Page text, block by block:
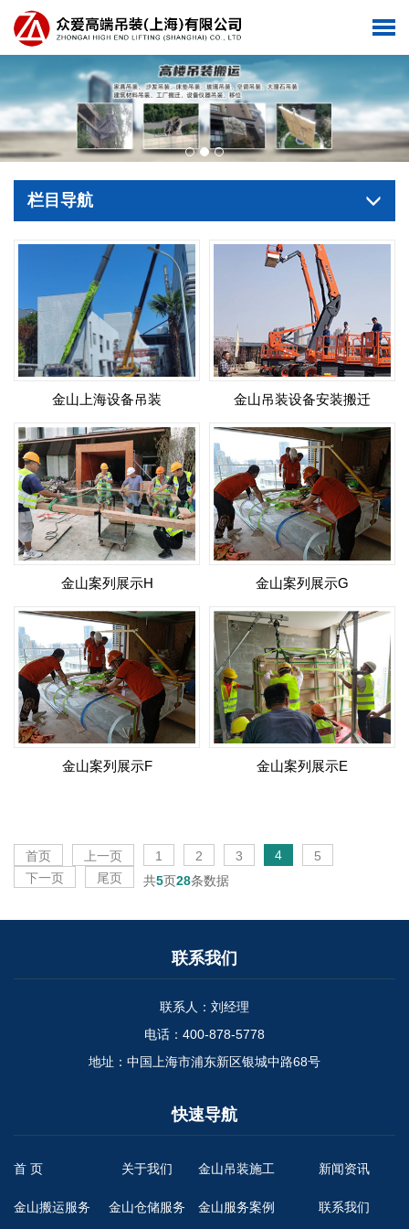
栏目导航
金山上海设备吊装 金山吊装设备安装搬迁
金山案列展示H 金山案列展示G
金山案列展示F 金山案列展示E
首页 上一页 1 2 3 4
5
下一页
尾页 共5页28条数据
联系我们
联系人：刘经理
电话：400-878-5778
地址：中国上海市浦东新区银城中路68号
快速导航
首 页 关于我们 金山吊装施工 新闻资讯
金山搬运服务 金山仓储服务 金山服务案例 联系我们